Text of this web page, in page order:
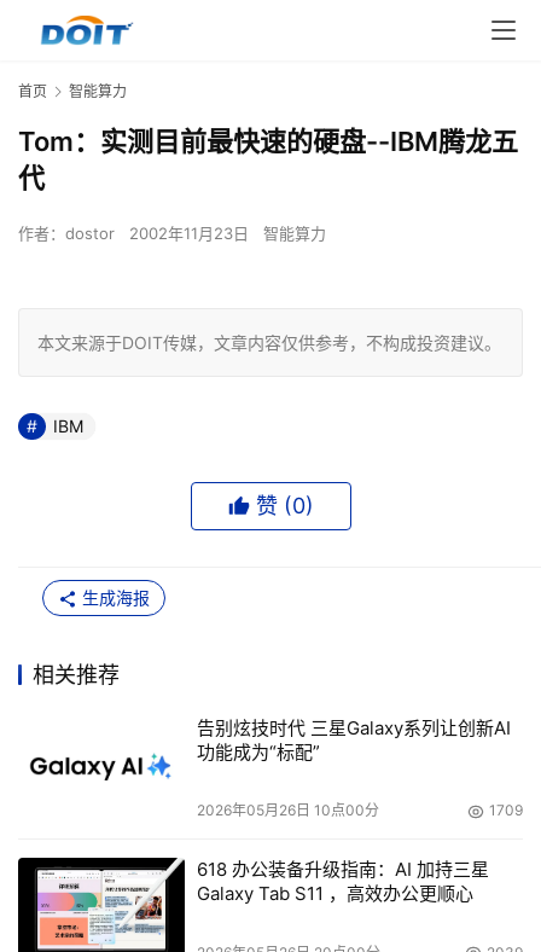
首页 智能算力
Tom：实测目前最快速的硬盘--IBM腾龙五
代
作者： dostor 2002年11月23日 智能算力
本文来源于DOIT传媒，文章内容仅供参考，不构成投资建议。
IBM
赞 (0)
生成海报
相关推荐
告别炫技时代 三星Galaxy系列让创新AI
功能成为“标配”
2026年05月26日 10点00分 1709
618 办公装备升级指南：AI 加持三星
Galaxy Tab S11 ，高效办公更顺心